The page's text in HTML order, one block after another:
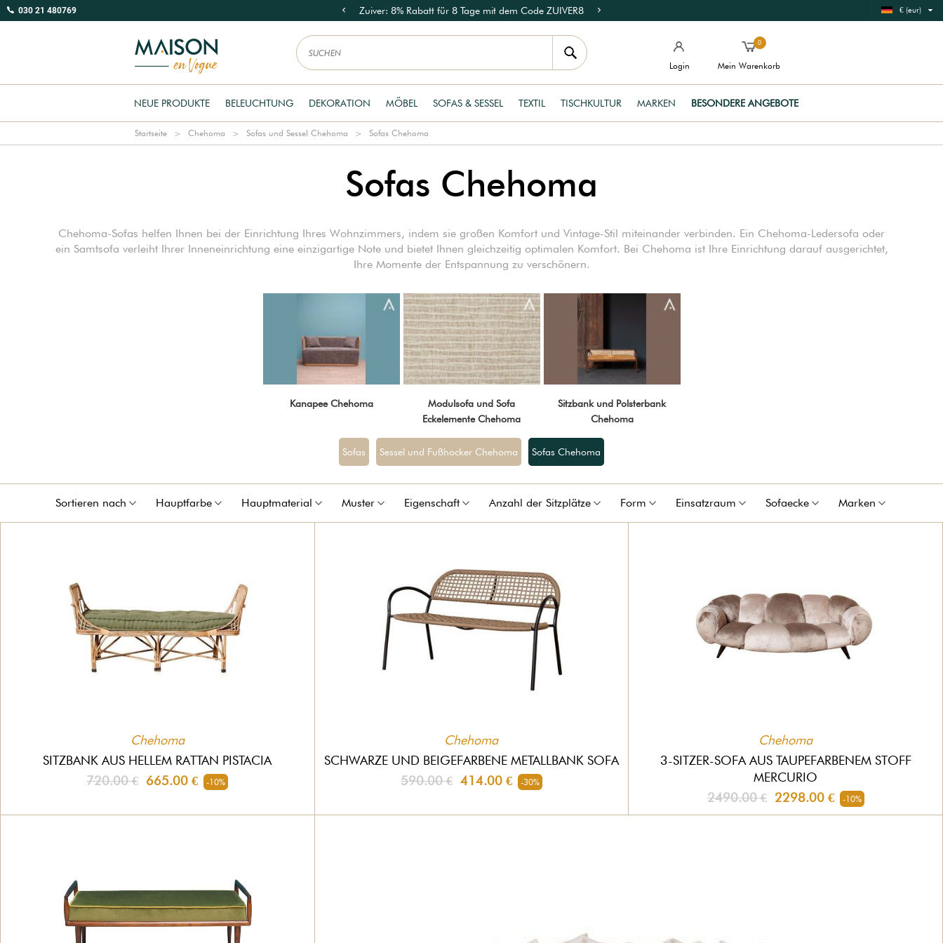
030 21 480769 Zuiver: 8% Rabatt für 8 Tage mit dem Code ZUIVER8 € (eur)
Login
0
Mein Warenkorb
NEUE PRODUKTE BELEUCHTUNG DEKORATION MÖBEL SOFAS & SESSEL TEXTIL TISCHKULTUR MARKEN BESONDERE ANGEBOTE
Startseite Chehoma Sofas und Sessel Chehoma Sofas Chehoma
Sofas Chehoma
Chehoma-Sofas helfen Ihnen bei der Einrichtung Ihres Wohnzimmers, indem sie großen Komfort und Vintage-Stil miteinander verbinden. Ein Chehoma-Ledersofa oder
ein Samtsofa verleiht Ihrer Inneneinrichtung eine einzigartige Note und bietet Ihnen gleichzeitig optimalen Komfort. Bei Chehoma ist Ihre Einrichtung darauf ausgerichtet,
Ihre Momente der Entspannung zu verschönern.
Kanapee Chehoma
Modulsofa und Sofa
Eckelemente Chehoma
Sitzbank und Polsterbank
Chehoma
Sofas Sessel und Fußhocker Chehoma Sofas Chehoma
Sortieren nach Hauptfarbe Hauptmaterial Muster Eigenschaft Anzahl der Sitzplätze Form Einsatzraum Sofaecke Marken
Chehoma
SITZBANK AUS HELLEM RATTAN PISTACIA
720.00 € 665.00 € -10%
Chehoma
SCHWARZE UND BEIGEFARBENE METALLBANK SOFA
590.00 €414.00 € -30%
Chehoma
3-SITZER-SOFA AUS TAUPEFARBENEM STOFF
MERCURIO
2490.00 €2298.00 € -10%